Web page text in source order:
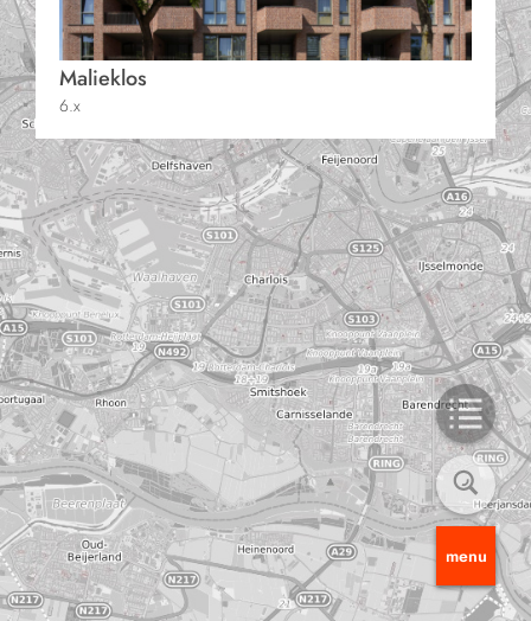
menu
Malieklos
6.x